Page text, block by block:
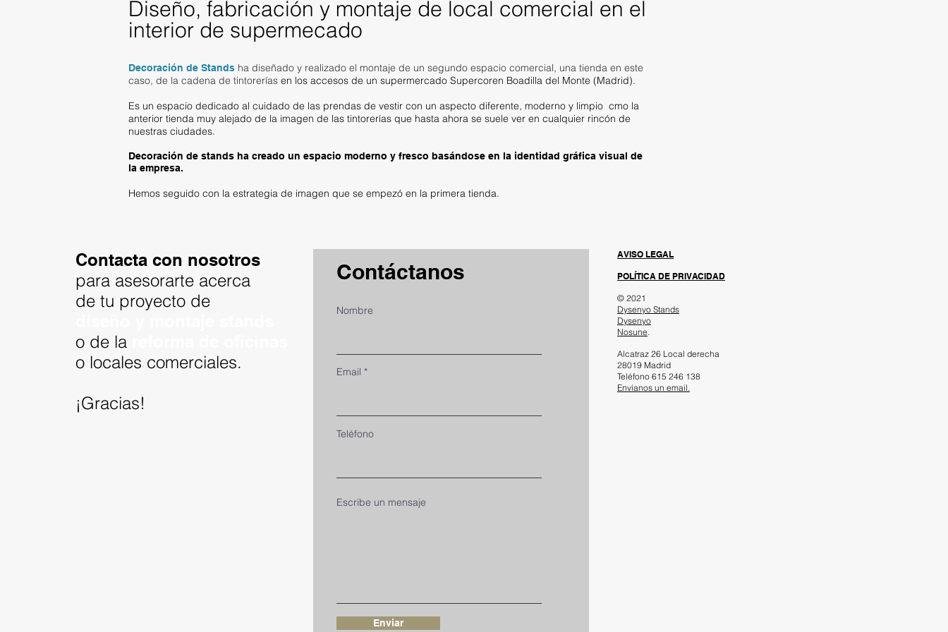
Diseño, fabricación y montaje de local comercial en el
interior de supermecado
Decoración de Stands ha diseñado y realizado el montaje de un segundo espacio comercial, una tienda en este
caso, de la cadena de tintorerías en los accesos de un supermercado Supercoren Boadilla del Monte (Madrid).
Es un espacio dedicado al cuidado de las prendas de vestir con un aspecto diferente, moderno y limpio cmo la
anterior tienda muy alejado de la imagen de las tintorerías que hasta ahora se suele ver en cualquier rincón de
nuestras ciudades.
Decoración de stands ha creado un espacio moderno y fresco basándose en la identidad gráfica visual de
la empresa.
Hemos seguido con la estrategia de imagen que se empezó en la primera tienda.
Contacta con nosotros
para asesorarte acerca
de tu proyecto de
o de la
o locales comerciales.
¡Gracias!
Contáctanos
Nombre
Email
Teléfono
Escribe un mensaje
Enviar
AVISO LEGAL
POLÍTICA DE PRIVACIDAD
© 2021
Dysenyo Stands
Dysenyo
Nosune.
Alcatraz 26 Local derecha
28019 Madrid
Teléfono 615 246 138
Envíanos un email.